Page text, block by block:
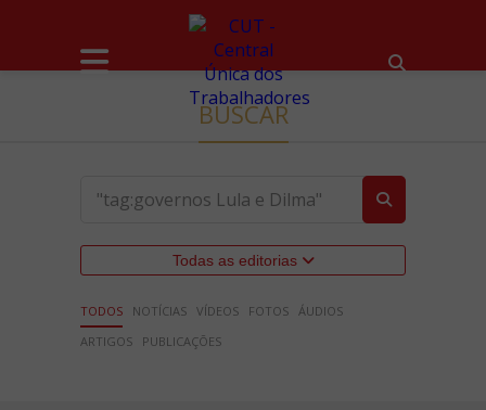
BUSCAR
Todas as editorias
TODOS NOTÍCIAS VÍDEOS FOTOS ÁUDIOS
ARTIGOS
PUBLICAÇÕES